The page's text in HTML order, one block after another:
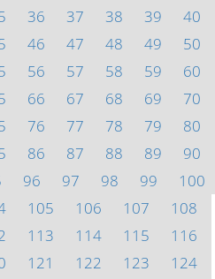
36 37 38 39
40
46 47 48 49
50
56 57 58 59
60
66 67 68 69
70
76 77 78 79
80
86 87 88 89
90
96 97 98 99
100
105 106 107
108
113 114 115
116
121 122 123
124